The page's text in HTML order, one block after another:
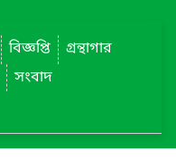
বিজ্ঞপ্তি
গ্রন্থাগার
সংবাদ